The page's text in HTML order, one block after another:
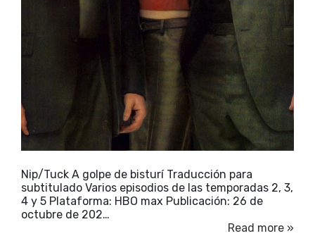
Nip/Tuck A golpe de bisturí Traducción para
subtitulado Varios episodios de las temporadas 2, 3,
4 y 5 Plataforma: HBO max Publicación: 26 de
octubre de 202…
Read more »